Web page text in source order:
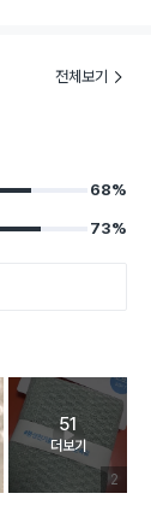
전체보기
68%
73%
리뷰 이
2
고객 리뷰
51
더보기